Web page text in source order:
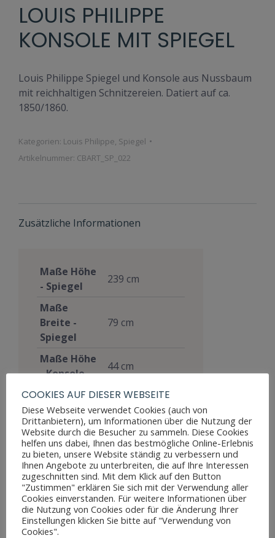
LOUIS PHILIPPE
KONSOLE MIT SPIEGEL
Louis Philippe Spiegel und Konsole aus Nussbaum
mit reichhaltigen Schnitzereien. Datiert auf ca.
1850/1860.
Kategorien: Louis Philippe, Spiegel
Artikelnummer: CBART_SP_022
Zusätzliche Informationen
Maße Höhe
- Spiegel
239 cm
Maße
Breite -
Spiegel
79 cm
Maße Höhe
- Konsole
44 cm
Maße
Breite -
Konsole
88 cm
Maße Tiefe
- Konsole
37 cm
Materialien
Nussbaum
Stil
Louis Philippe
Gut, voll
COOKIES AUF DIESER WEBSEITE
Diese Webseite verwendet Cookies (auch von
Drittanbietern), um Informationen über die Nutzung der
Website durch die Besucher zu sammeln. Diese Cookies
helfen uns dabei, Ihnen das bestmögliche Online-Erlebnis
zu bieten, unsere Website ständig zu verbessern und
Ihnen Angebote zu unterbreiten, die auf Ihre Interessen
zugeschnitten sind. Mit dem Klick auf den Button
"Zustimmen" erklären Sie sich mit der Verwendung aller
Cookies einverstanden. Für weitere Informationen über
die Nutzung von Cookies oder für die Änderung Ihrer
Einstellungen klicken Sie bitte auf "Verwendung von
Cookies".